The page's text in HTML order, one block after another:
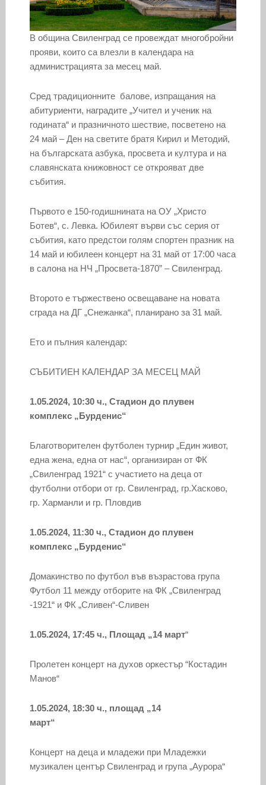
В община Свиленград се провеждат многобройни
прояви, които са влезли в календара на
администрацията за месец май.
Сред традиционните балове, изпращания на
абитуриенти, наградите „Учител и ученик на
годината“ и празничното шествие, посветено на
24 май – Ден на светите братя Кирил и Методий,
на българската азбука, просвета и култура и на
славянската книжовност се открояват две
събития.
Първото е 150-годишнината на ОУ „Христо
Ботев“, с. Левка. Юбилеят върви със серия от
събития, като предстои голям спортен празник на
14 май и юбилеен концерт на 31 май от 17:00 часа
в салона на НЧ „Просвета-1870” – Свиленград.
Второто е тържествено освещаване на новата
сграда на ДГ „Снежанка“, планирано за 31 май.
Ето и пълния календар:
СЪБИТИЕН КАЛЕНДАР ЗА МЕСЕЦ МАЙ
1.05.2024, 10:30 ч., Стадион до плувен
комплекс „Бурденис“
Благотворителен футболен турнир „Един живот,
една жена, една от нас“, организиран от ФК
„Свиленград 1921“ с участието на деца от
футболни отбори от гр. Свиленград, гр.Хасково,
гр. Харманли и гр. Пловдив
1.05.2024, 11:30 ч., Стадион до плувен
комплекс „Бурденис“
Домакинство по футбол във възрастова група
Футбол 11 между отборите на ФК „Свиленград
-1921“ и ФК „Сливен“-Сливен
1.05.2024, 17:45 ч., Площад „14 март“
Пролетен концерт на духов оркестър “Костадин
Манов“
1.05.2024, 18:30 ч., площад „14
март“
Концерт на деца и младежи при Младежки
музикален център Свиленград и група „Аурора“